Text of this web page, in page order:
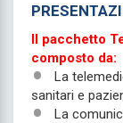
Il pacchetto
composto da:
La
sanitari e
La